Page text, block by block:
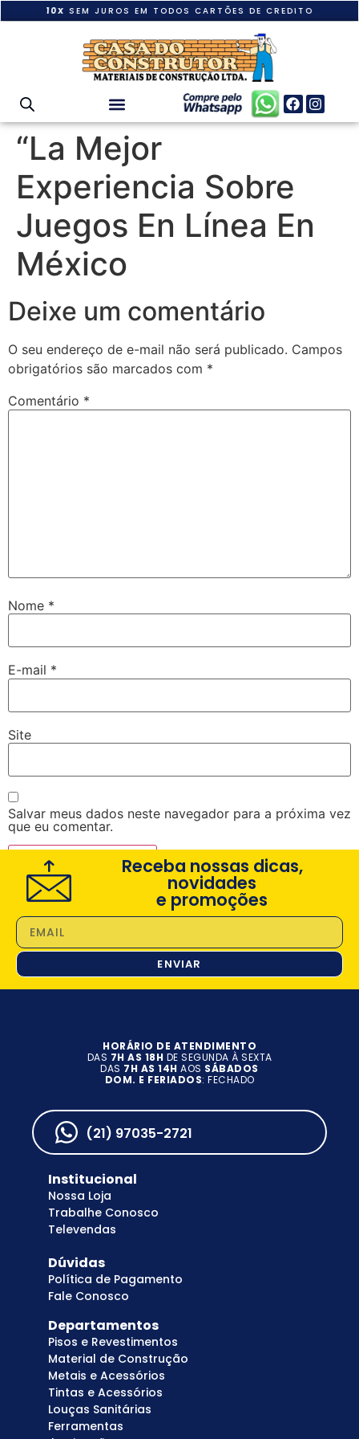
10X SEM JUROS EM TODOS CARTÕES DE CREDITO
“La Mejor
Experiencia Sobre
Juegos En Línea En
México
Deixe um comentário
O seu endereço de e-mail não será publicado. Campos
obrigatórios são marcados com *
Comentário *
Nome *
E-mail *
Site
Salvar meus dados neste navegador para a próxima vez
que eu comentar.
Receba nossas dicas,
novidades
e promoções
ENVIAR
HORÁRIO DE ATENDIMENTO
DAS 7H AS 18H DE SEGUNDA À SEXTA
DAS 7H AS 14H AOS SÁBADOS
DOM. E FERIADOS: FECHADO
(21) 97035-2721
Institucional
Nossa Loja
Trabalhe Conosco
Televendas
Dúvidas
Política de Pagamento
Fale Conosco
Departamentos
Pisos e Revestimentos
Material de Construção
Metais e Acessórios
Tintas e Acessórios
Louças Sanitárias
Ferramentas